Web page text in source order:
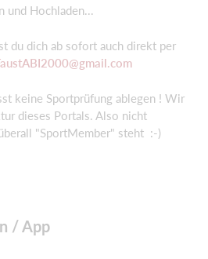
und Hochladen...
du dich ab sofort auch direkt per
keine Sportprüfung ablegen ! Wir
dieses Portals. Also nicht
"SportMember" steht :-)
/ App